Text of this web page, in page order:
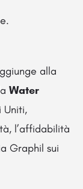
alla
Water
Uniti,
l’affidabilità
Graphil sui